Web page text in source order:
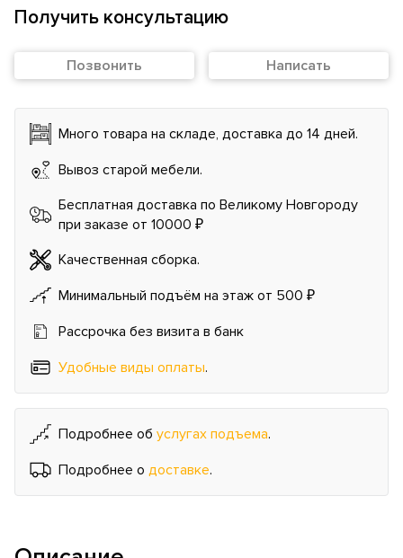
Получить консультацию
Позвонить Написать
Много товара на складе, доставка до 14 дней.
Вывоз старой мебели.
Бесплатная доставка по Великому Новгороду
при заказе от 10000 ₽
Качественная сборка.
Минимальный подъём на этаж от 500 ₽
Рассрочка без визита в банк
Удобные виды оплаты.
Подробнее об услугах подъема.
Подробнее о доставке.